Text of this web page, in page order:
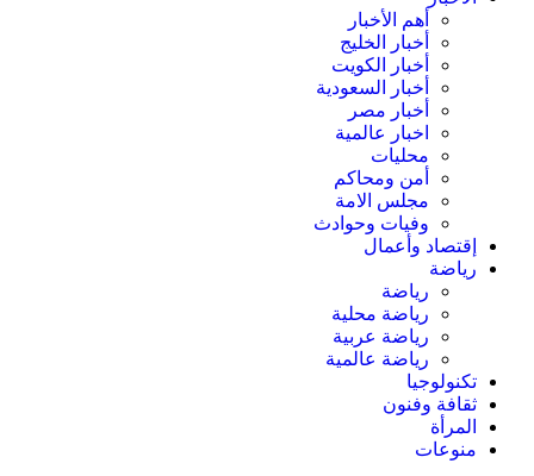
أهم الأخبار
أخبار الخليج
أخبار الكويت
أخبار السعودية
أخبار مصر
اخبار عالمية
محليات
أمن ومحاكم
مجلس الامة
وفيات وحوادث
إقتصاد وأعمال
رياضة
رياضة
رياضة محلية
رياضة عربية
رياضة عالمية
تكنولوجيا
ثقافة وفنون
المرأة
منوعات